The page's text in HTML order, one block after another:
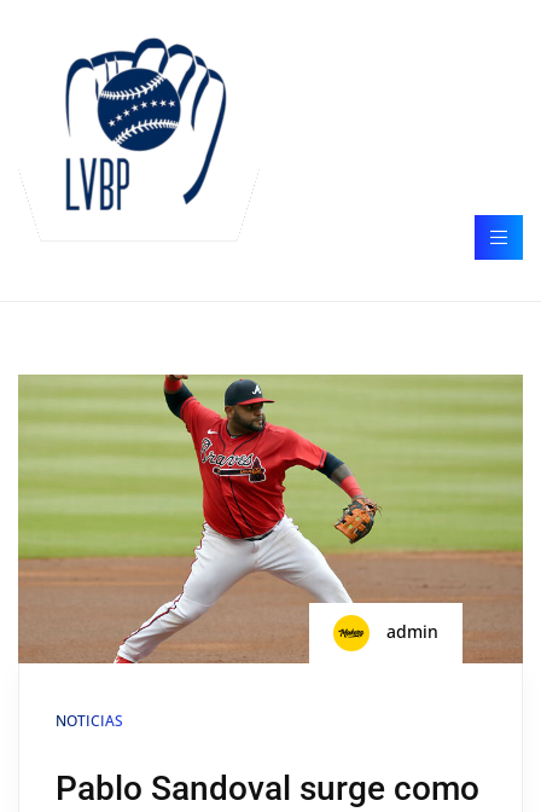
admin
NOTICIAS
Pablo Sandoval surge como